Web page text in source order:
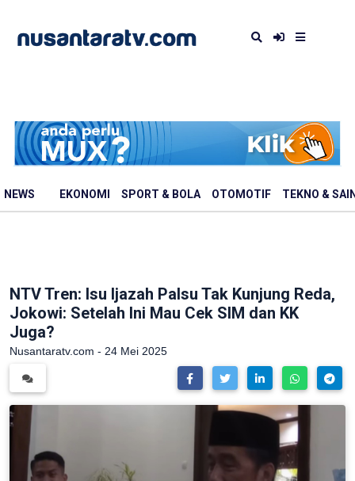
NEWS EKONOMI SPORT & BOLA OTOMOTIF TEKNO &
NTV Tren: Isu Ijazah Palsu Tak Kunjung Reda,
Jokowi: Setelah Ini Mau Cek SIM dan KK
Juga?
Nusantaratv.com - 24 Mei 2025